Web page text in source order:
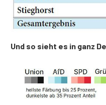
Und so sieht es in ganz